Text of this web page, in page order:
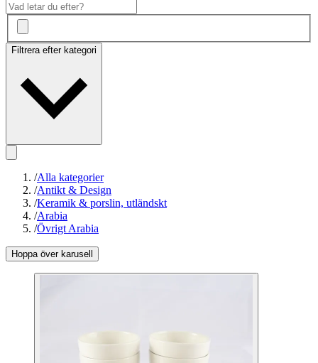
Filtrera efter kategori
/Alla kategorier
/Antikt & Design
/Keramik & porslin, utländskt
/Arabia
/Övrigt Arabia
Hoppa över karusell